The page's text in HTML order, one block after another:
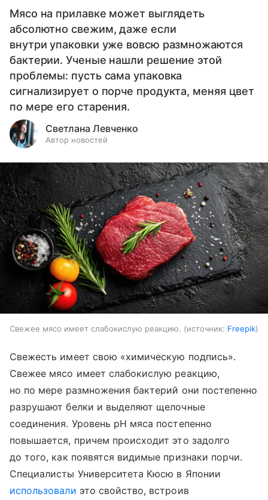
Мясо на прилавке может выглядеть
абсолютно свежим, даже если
внутри упаковки уже вовсю размножаются
бактерии. Ученые нашли решение этой
проблемы: пусть сама упаковка
сигнализирует о порче продукта, меняя цвет
по мере его старения.
Светлана Левченко
Автор новостей
Свежее мясо имеет слабокислую реакцию. источник: Freepik
Свежесть имеет свою «химическую подпись».
Свежее мясо имеет слабокислую реакцию,
но по мере размножения бактерий они постепенно
разрушают белки и выделяют щелочные
соединения. Уровень pH мяса постепенно
повышается, причем происходит это задолго
до того, как появятся видимые признаки порчи.
Специалисты Университета Кюсю в Японии
использовали это свойство, встроив